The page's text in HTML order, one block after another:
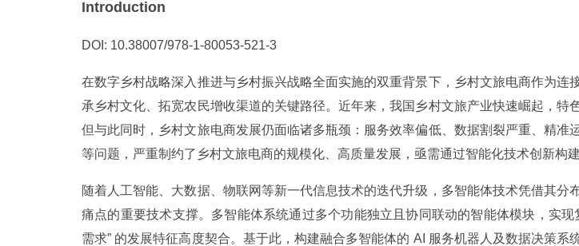
Introduction
DOI: 10.38007/978-1-80053-521-3
在数字乡村战略深入推进与乡村振兴战略全面实施的双重背景下，乡村文旅电商作为
承乡村文化、拓宽农民增收渠道的关键路径。近年来，我国乡村文旅产业快速崛起，
但与此同时，乡村文旅电商发展仍面临诸多瓶颈：服务效率偏低、数据割裂严重、精
等问题，严重制约了乡村文旅电商的规模化、高质量发展，亟需通过智能化技术创新构
随着人工智能、大数据、物联网等新一代信息技术的迭代升级，多智能体技术凭借其
痛点的重要技术支撑。多智能体系统通过多个功能独立且协同联动的智能体模块，实
需求” 的发展特征高度契合。基于此，构建融合多智能体的 AI 服务机器人及数据决策